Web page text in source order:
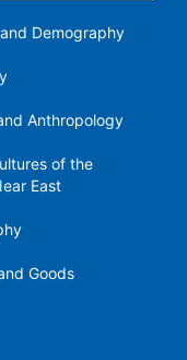
Demography
Anthropology
of the
East
Goods